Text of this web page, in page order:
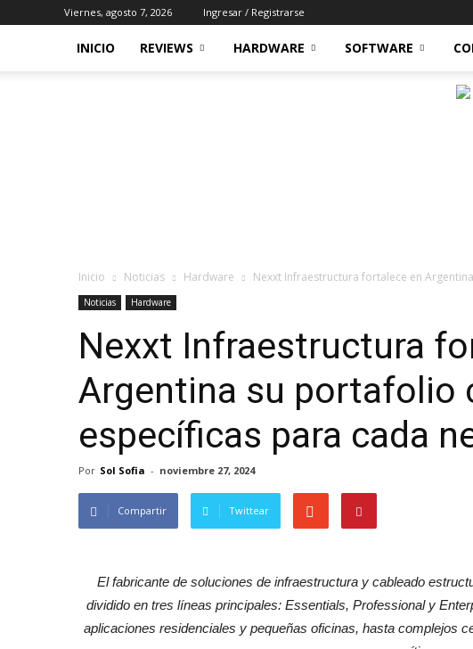
Viernes, agosto 7, 2026 Ingresar / Registrarse
INICIO REVIEWS HARDWARE SOFTWARE
Inicio Noticias Hardware Nexxt Infraestructura fortalece en
Noticias Hardware
Nexxt Infraestructura
Argentina su portafolio
específicas para cada
Por Sol Sofia - noviembre 27, 2024
Compartir Twittear
El fabricante de soluciones de infraestructura y cableado
dividido en tres líneas principales: Essentials, Professional y
aplicaciones residenciales y pequeñas oficinas, hasta complejos